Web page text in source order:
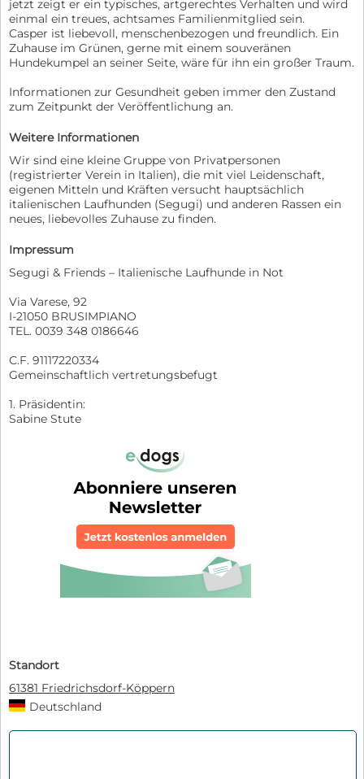
jetzt zeigt er ein typisches, artgerechtes Verhalten und wird
einmal ein treues, achtsames Familienmitglied sein.
Casper ist liebevoll, menschenbezogen und freundlich. Ein
Zuhause im Grünen, gerne mit einem souveränen
Hundekumpel an seiner Seite, wäre für ihn ein großer Traum.
Informationen zur Gesundheit geben immer den Zustand
zum Zeitpunkt der Veröffentlichung an.
Weitere Informationen
Wir sind eine kleine Gruppe von Privatpersonen
(registrierter Verein in Italien), die mit viel Leidenschaft,
eigenen Mitteln und Kräften versucht hauptsächlich
italienischen Laufhunden (Segugi) und anderen Rassen ein
neues, liebevolles Zuhause zu finden.
Impressum
Segugi & Friends – Italienische Laufhunde in Not
Via Varese, 92
I-21050 BRUSIMPIANO
TEL. 0039 348 0186646
C.F. 91117220334
Gemeinschaftlich vertretungsbefugt
1. Präsidentin:
Sabine Stute
Standort
61381 Friedrichsdorf-Köppern
Deutschland